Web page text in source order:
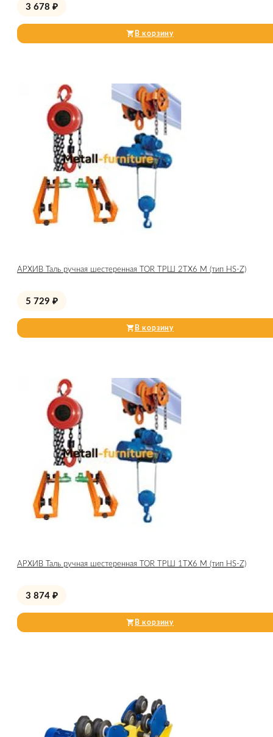
3 678 ₽
В корзину
АРХИВ Таль ручная шестеренная TOR ТРШ 2ТХ6 М (тип HS-Z)
5 729 ₽
В корзину
АРХИВ Таль ручная шестеренная TOR ТРШ 1ТХ6 М (тип HS-Z)
3 874 ₽
В корзину